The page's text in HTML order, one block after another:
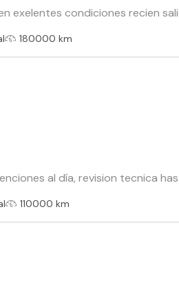
exelentes condiciones recien
180000 km
al día, revision tecnica
110000 km